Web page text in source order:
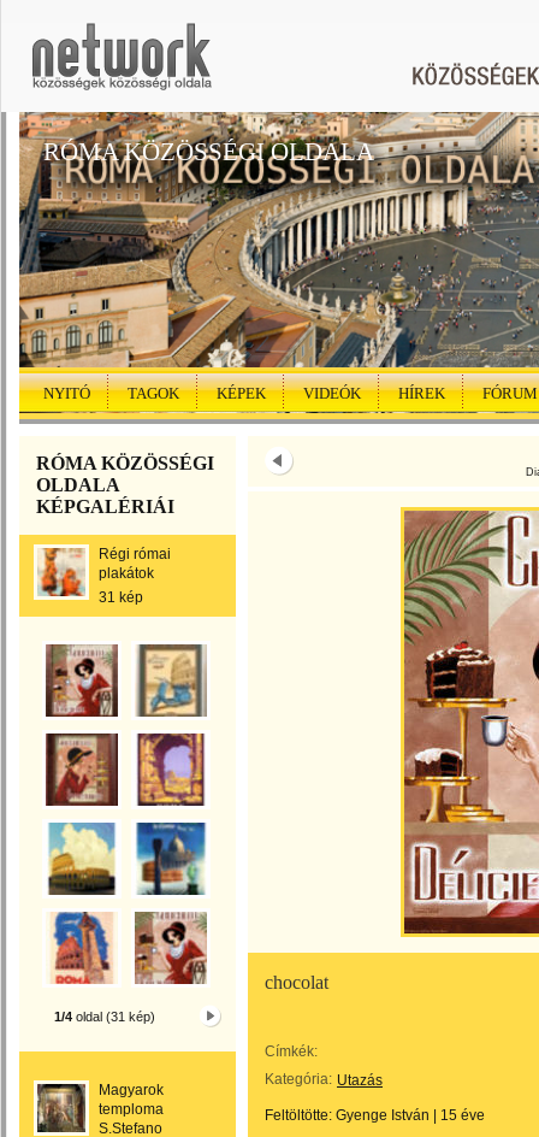
RÓMA KÖZÖSSÉGI OLDALA
NYITÓ TAGOK KÉPEK VIDEÓK HÍREK FÓRUM
RÓMA KÖZÖSSÉGI
OLDALA
KÉPGALÉRIÁI
Régi római
plakátok
31 kép
1/4 oldal (31 kép)
Magyarok
temploma
S.Stefano
chocolat
Címkék:
Kategória: Utazás
Feltöltötte: Gyenge István 15 éve